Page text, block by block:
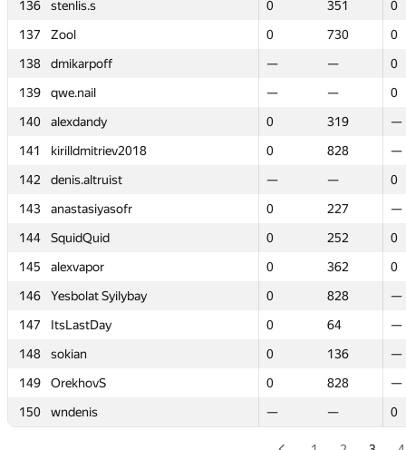
136
stenlis.s 0 351
0
137
Zool 0 730
0
138
dmikarpoff — —
0
139
qwe.nail — —
0
140
alexdandy 0 319
—
141
kirilldmitriev2018 0 828
—
142
denis.altruist — —
0
143
anastasiyasofr 0 227
—
144
SquidQuid 0 252
0
145
alexvapor 0 362
0
146
Yesbolat Syilybay 0 828
—
147
ItsLastDay 0 64
—
148
sokian 0 136
—
149
OrekhovS 0 828
—
150
wndenis — — 0
136
stenlis.s 0 351
0
137
Zool 0 730
0
138
dmikarpoff — —
0
139
qwe.nail — —
0
140
alexdandy 0 319
—
141
kirilldmitriev2018 0 828
—
142
denis.altruist — —
0
143
anastasiyasofr 0 227
—
144
SquidQuid 0 252
0
145
alexvapor 0 362
0
146
Yesbolat Syilybay 0 828
—
147
ItsLastDay 0 64
—
148
sokian 0 136
—
149
OrekhovS 0 828
—
150
wndenis — — 0